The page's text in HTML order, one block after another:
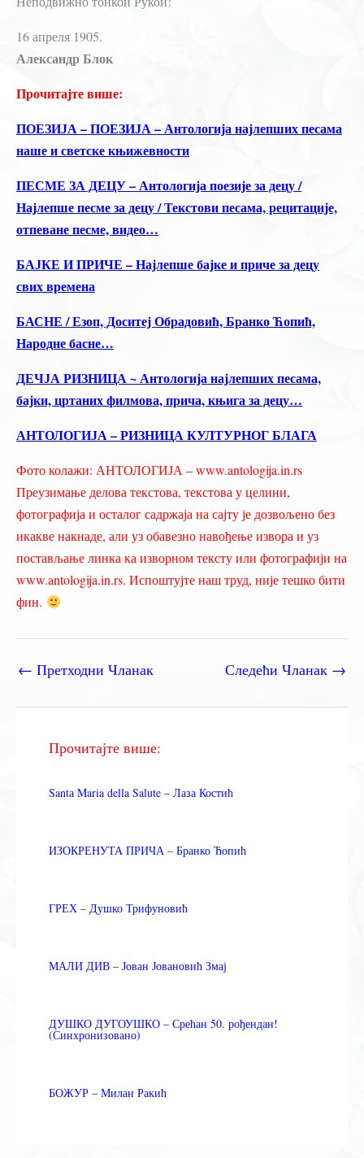
16 апреля 1905.
Александр Блок
Прочитајте више:
ПОЕЗИЈА – ПОЕЗИЈА – Антологија најлепших песама
наше и светске књижевности
ПЕСМЕ ЗА ДЕЦУ – Антологија поезије за децу /
Најлепше песме за децу / Текстови песама, рецитације,
отпеване песме, видео…
БАЈКЕ И ПРИЧЕ – Најлепше бајке и приче за децу
свих времена
БАСНЕ / Езоп, Доситеј Обрадовић, Бранко Ћопић,
Народне басне…
ДЕЧЈА РИЗНИЦА ~ Антологија најлепших песама,
бајки, цртаних филмова, прича, књига за децу…
АНТОЛОГИЈА – РИЗНИЦА КУЛТУРНОГ БЛАГА
Фото колажи: АНТОЛОГИЈА – www.antologija.in.rs
Преузимање делова текстова, текстова у целини,
фотографија и осталог садржаја на сајту је дозвољено без
икакве накнаде, али уз обавезно навођење извора и уз
постављање линка ка изворном тексту или фотографији на
www.antologija.in.rs. Испоштујте наш труд, није тешко бити
фин.
← Претходни Чланак Следећи Чланак →
Прочитајте више:
Santа Maria della Salute – Лаза Костић
ИЗОКРЕНУТА ПРИЧА – Бранко Ћопић
ГРЕХ – Душко Трифуновић
МАЛИ ДИВ – Јован Јовановић Змај
ДУШКО ДУГОУШКО – Срећан 50. рођендан!
(Синхронизовано)
БОЖУР – Милан Ракић